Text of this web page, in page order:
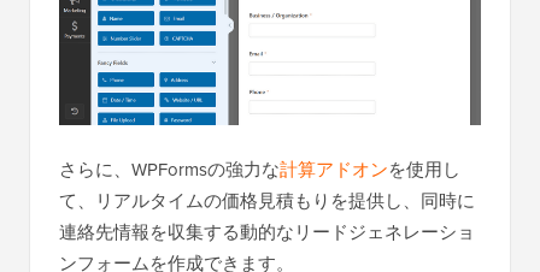
さらに、WPFormsの強力な計算アドオンを使用し
て、リアルタイムの価格見積もりを提供し、同時に
連絡先情報を収集する動的なリードジェネレーショ
ンフォームを作成できます。